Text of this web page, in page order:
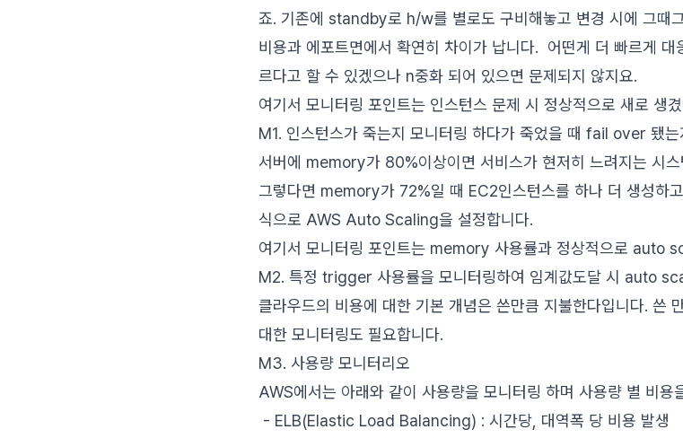
죠. 기존에 standby로 h/w를 별로도 구비해놓고 변경 시에 그때
비용과 에포트면에서 확연히 차이가 납니다. 어떤게 더 빠르게
르다고 할 수 있겠으나 n중화 되어 있으면 문제되지 않지요.
여기서 모니터링 포인트는 인스턴스 문제 시 정상적으로 새로 생
M1. 인스턴스가 죽는지 모니터링 하다가 죽었을 때 fail over 됐는
서버에 memory가 80%이상이면 서비스가 현저히 느려지는 시스
그렇다면 memory가 72%일 때 EC2인스턴스를 하나 더 생성하
식으로 AWS Auto Scaling을 설정합니다.
여기서 모니터링 포인트는 memory 사용률과 정상적으로 auto
M2. 특정 trigger 사용률을 모니터링하여 임계값도달 시 auto
클라우드의 비용에 대한 기본 개념은 쓴만큼 지불한다입니다. 쓴
대한 모니터링도 필요합니다.
M3. 사용량 모니터리오
AWS에서는 아래와 같이 사용량을 모니터링 하며 사용량 별 비용
- ELB(Elastic Load Balancing) : 시간당, 대역폭 당 비용 발생